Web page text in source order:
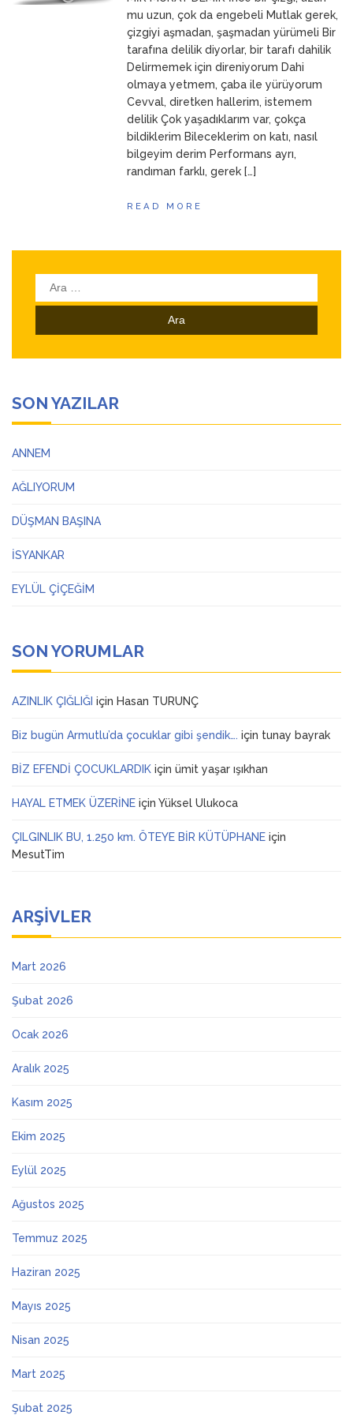
mu uzun, çok da engebeli Mutlak gerek,
çizgiyi aşmadan, şaşmadan yürümeli Bir
tarafına delilik diyorlar, bir tarafı dahilik
Delirmemek için direniyorum Dahi
olmaya yetmem, çaba ile yürüyorum
Cevval, diretken hallerim, istemem
delilik Çok yaşadıklarım var, çokça
bildiklerim Bileceklerim on katı, nasıl
bilgeyim derim Performans ayrı,
randıman farklı, gerek […]
READ MORE
Arama:
SON YAZILAR
ANNEM
AĞLIYORUM
DÜŞMAN BAŞINA
İSYANKAR
EYLÜL ÇİÇEĞİM
SON YORUMLAR
AZINLIK ÇIĞLIĞI için Hasan TURUNÇ
Biz bugün Armutlu’da çocuklar gibi şendik…. için tunay bayrak
BİZ EFENDİ ÇOCUKLARDIK için ümit yaşar ışıkhan
HAYAL ETMEK ÜZERİNE için Yüksel Ulukoca
ÇILGINLIK BU, 1.250 km. ÖTEYE BİR KÜTÜPHANE için
MesutTim
ARŞIVLER
Mart 2026
Şubat 2026
Ocak 2026
Aralık 2025
Kasım 2025
Ekim 2025
Eylül 2025
Ağustos 2025
Temmuz 2025
Haziran 2025
Mayıs 2025
Nisan 2025
Mart 2025
Şubat 2025